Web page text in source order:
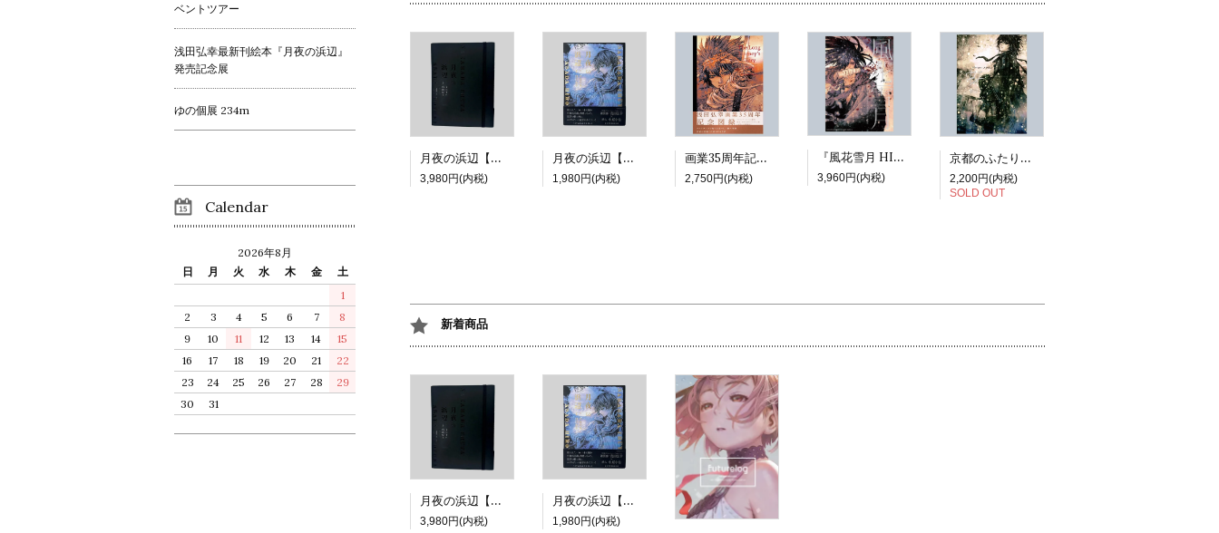
月夜の浜辺【特装版】
3,980円(内税)
月夜の浜辺【通常版】
1,980円(内税)
画業35周年記念展図録『The Long Journey's Diary | A COMIC』
2,750円(内税)
『風花雪月 HIROYUKI ASADA TEZUKA ALBUM』
3,960円(内税)
京都のふたり展図録『虹niji』
2,200円(内税)
SOLD OUT
新着商品
月夜の浜辺【特装版】
3,980円(内税)
月夜の浜辺【通常版】
1,980円(内税)
ベントツアー
浅田弘幸最新刊絵本『月夜の浜辺』
発売記念展
ゆの個展 234m
Calendar
2026年8月
日
月 火 水 木 金
土
1
2
3 4 5 6 7
8
9
10 11 12 13 14
15
16
17 18 19 20 21
22
23
24 25 26 27 28
29
30
31